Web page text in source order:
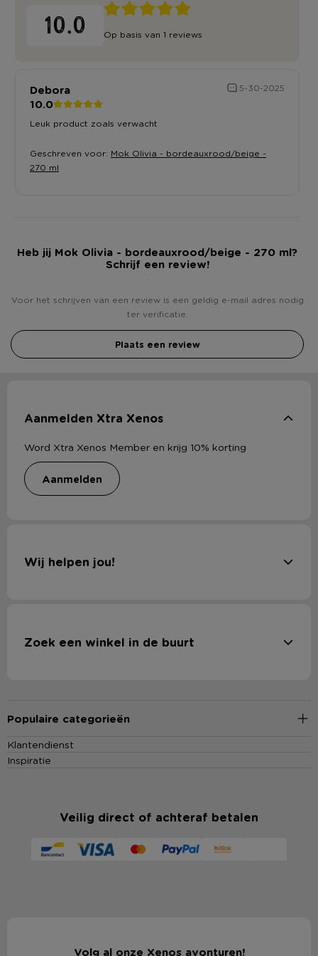
10.0 Op basis van 1 reviews
Debora 5-30-2025
10.0
Leuk product zoals verwacht
Geschreven voor: Mok Olivia - bordeauxrood/beige -
270 ml
Heb jij Mok Olivia - bordeauxrood/beige - 270 ml?
Schrijf een review!
Voor het schrijven van een review is een geldig e-mail adres nodig
ter verificatie.
Plaats een review
Aanmelden Xtra Xenos
Word Xtra Xenos Member en krijg 10% korting
aanmelden
Wij helpen jou!
Zoek een winkel in de buurt
Populaire categorieën
Klantendienst
Inspiratie
Veilig direct of achteraf betalen
Volg al onze Xenos avonturen!